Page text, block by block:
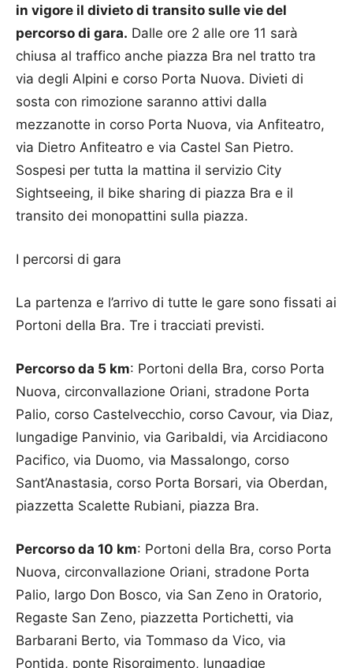
in vigore il divieto di transito sulle vie del
percorso di gara. Dalle ore 2 alle ore 11 sarà
chiusa al traffico anche piazza Bra nel tratto tra
via degli Alpini e corso Porta Nuova. Divieti di
sosta con rimozione saranno attivi dalla
mezzanotte in corso Porta Nuova, via Anfiteatro,
via Dietro Anfiteatro e via Castel San Pietro.
Sospesi per tutta la mattina il servizio City
Sightseeing, il bike sharing di piazza Bra e il
transito dei monopattini sulla piazza.
I percorsi di gara
La partenza e l’arrivo di tutte le gare sono fissati ai
Portoni della Bra. Tre i tracciati previsti.
Percorso da 5 km: Portoni della Bra, corso Porta
Nuova, circonvallazione Oriani, stradone Porta
Palio, corso Castelvecchio, corso Cavour, via Diaz,
lungadige Panvinio, via Garibaldi, via Arcidiacono
Pacifico, via Duomo, via Massalongo, corso
Sant’Anastasia, corso Porta Borsari, via Oberdan,
piazzetta Scalette Rubiani, piazza Bra.
Percorso da 10 km: Portoni della Bra, corso Porta
Nuova, circonvallazione Oriani, stradone Porta
Palio, largo Don Bosco, via San Zeno in Oratorio,
Regaste San Zeno, piazzetta Portichetti, via
Barbarani Berto, via Tommaso da Vico, via
Pontida, ponte Risorgimento, lungadige